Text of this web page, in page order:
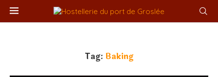
Tag: Baking